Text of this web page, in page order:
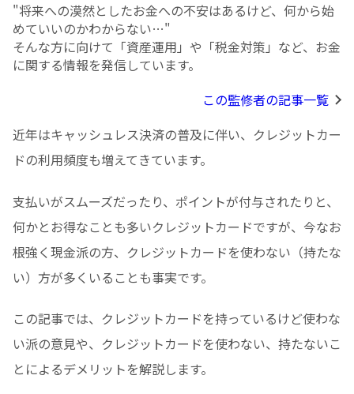
"将来への漠然としたお⾦への不安はあるけど、何から始
めていいのかわからない…"
そんな方に向けて「資産運用」や「税金対策」など、お金
に関する情報を発信しています。
この監修者の記事一覧
近年はキャッシュレス決済の普及に伴い、クレジットカー
ドの利用頻度も増えてきています。
支払いがスムーズだったり、ポイントが付与されたりと、
何かとお得なことも多いクレジットカードですが、 今なお
根強く現金派の方、クレジットカードを使わない（持たな
い）方が多くいることも事実です。
この記事では、クレジットカードを持っているけど使わな
い派の意見や、クレジットカードを使わない、持たないこ
とによるデメリットを解説します。